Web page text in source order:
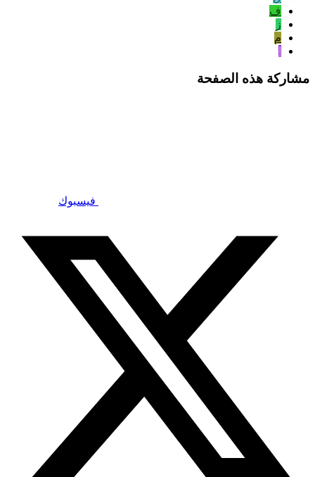
ف
ز
م
مشاركة هذه الصفحة
فيسبوك